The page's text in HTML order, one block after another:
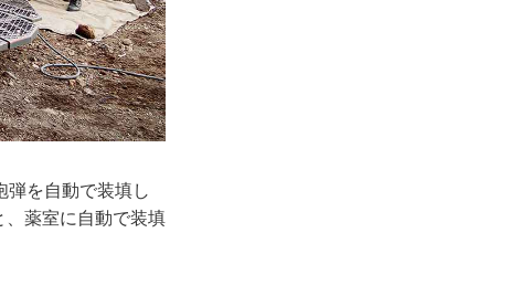
を自動で装填し
、薬室に自動で装填